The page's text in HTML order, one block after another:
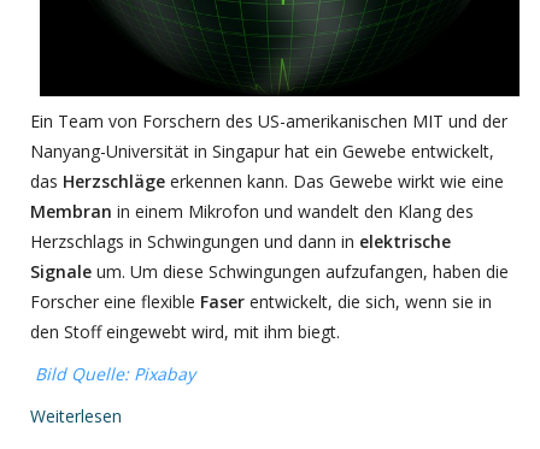
Ein Team von Forschern des US-amerikanischen MIT und der
Nanyang-Universität in Singapur hat ein Gewebe entwickelt,
das Herzschläge erkennen kann. Das Gewebe wirkt wie eine
Membran in einem Mikrofon und wandelt den Klang des
Herzschlags in Schwingungen und dann in elektrische
Signale um. Um diese Schwingungen aufzufangen, haben die
Forscher eine flexible Faser entwickelt, die sich, wenn sie in
den Stoff eingewebt wird, mit ihm biegt.
Bild Quelle: Pixabay
Weiterlesen